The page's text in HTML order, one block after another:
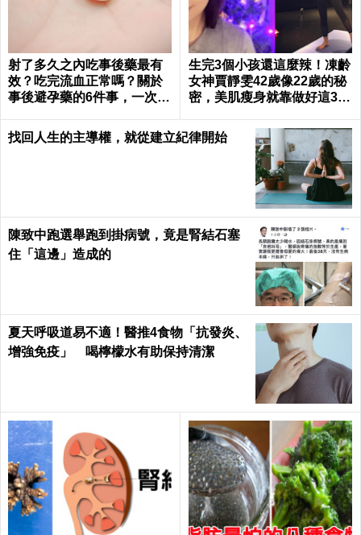
射了多久之內吃事後藥最有
效？吃完流血正常嗎？關於
事後避孕藥的6件事，一次報
生完3個小孩還這麼辣！凍齡
女神賈靜雯42歲像22歲的秘
密，美肌瘦身就靠做好這3件
找回人生的主導權，就從建立紀律開始
陳致中跑選舉跑到掛病號，竟是腎結石塞
住「這邊」造成的
夏天呼吸道易不適！醫推4食物「抗發炎、
增強免疫」 喝檸檬水有助保持清潔